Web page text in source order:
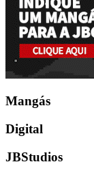
Mangás
Digital
JBStudios